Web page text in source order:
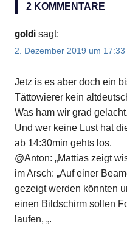
2 KOMMENTARE
goldi sagt:
2. Dezember 2019 um 17:33
Jetz is es aber doch ein
Tättowierer kein
Was ham wir grad
Und wer keine Lust hat
ab 14:30min gehts los.
@Anton: „Mattias zeigt
im Arsch: „Auf einer
gezeigt werden könnten
einen Bildschirm sollen
laufen, „.